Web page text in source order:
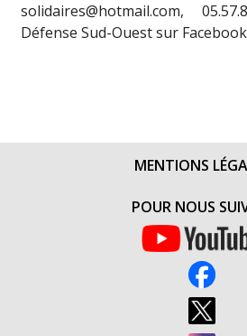
solidaires@hotmail.com,
Défense Sud-Ouest sur Facebook
MENTIONS
POUR NOUS